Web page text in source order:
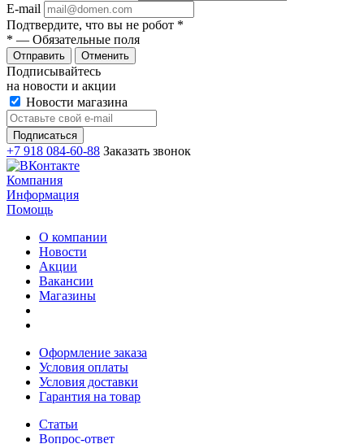
E-mail
Подтвердите, что вы не робот *
* — Обязательные поля
Отменить
Подписывайтесь
на новости и акции
Новости магазина
+7 918 084-60-88 Заказать звонок
Компания
Информация
Помощь
О компании
Новости
Акции
Вакансии
Магазины
Оформление заказа
Условия оплаты
Условия доставки
Гарантия на товар
Статьи
Вопрос-ответ